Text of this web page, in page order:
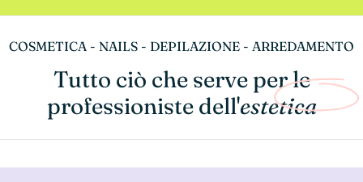
COSMETICA - NAILS - DEPILAZIONE - ARREDAMENTO
Tutto ciò che serve per le
professioniste dell'estetica